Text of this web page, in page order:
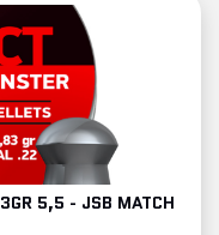
5,5 - JSB MATCH